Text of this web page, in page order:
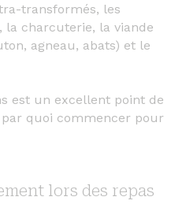
transformés, les
la charcuterie, la viande
agneau, abats) et le
est un excellent point de
quoi commencer pour
lors des repas